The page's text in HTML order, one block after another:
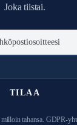
Joka tiistai.
TILAA
tahansa. GDPR-